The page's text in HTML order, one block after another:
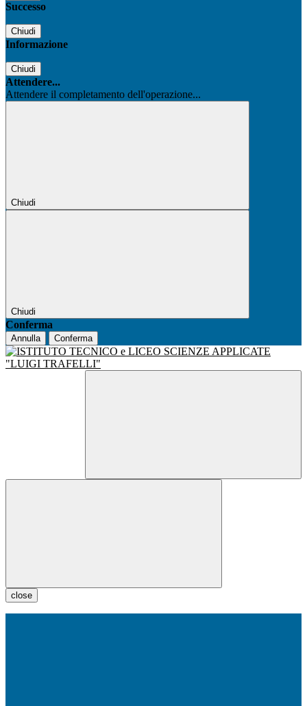
Successo
Chiudi
Informazione
Chiudi
Attendere...
Attendere il completamento dell'operazione...
Chiudi
Chiudi
Conferma
Annulla Conferma
close